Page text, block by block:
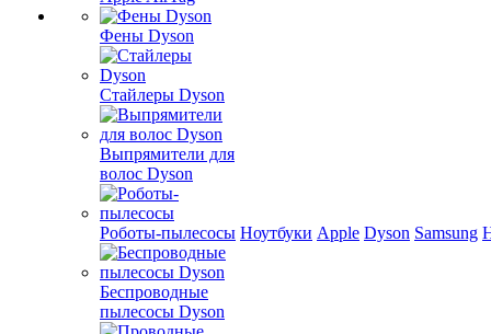
Фены Dyson
Стайлеры Dyson
Выпрямители для
волос Dyson
Роботы-пылесосы
Беспроводные
пылесосы Dyson
Ноутбуки Apple Dyson Samsung